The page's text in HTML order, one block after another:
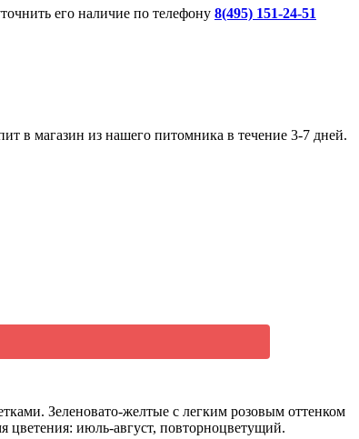
его наличие по телефону 8(495) 151-24-51
в магазин из нашего питомника в течение 3-7 дней.
Зеленовато-желтые с легким розовым оттенком
июль-август, повторноцветущий.